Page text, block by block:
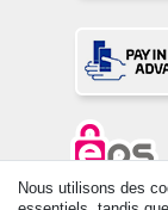
Nous utilisons des